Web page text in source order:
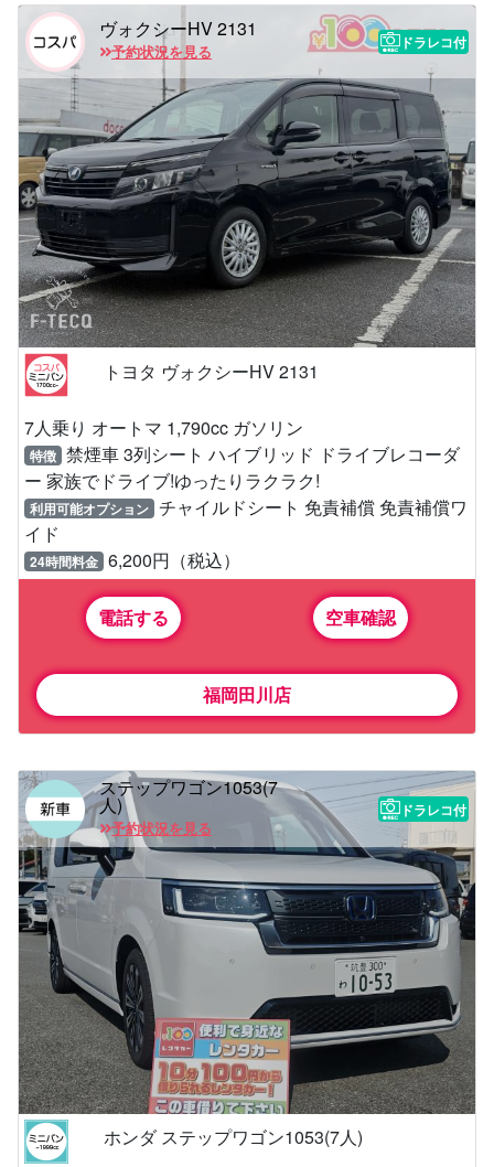
ヴォクシーHV 2131
予約状況を見る
ドラレコ付
トヨタ ヴォクシーHV 2131
7人乗り オートマ 1,790cc ガソリン
特徴 禁煙車 3列シート ハイブリッド ドライブレコーダ
ー 家族でドライブ!ゆったりラクラク!
利用可能オプション チャイルドシート 免責補償 免責補償ワ
イド
24時間料金 6,200円（税込）
電話する 空車確認
福岡田川店
ステップワゴン1053(7
人)
予約状況を見る
ドラレコ付
ホンダ ステップワゴン1053(7人)